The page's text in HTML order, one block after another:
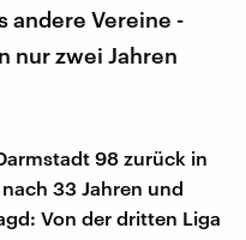
andere Vereine -
nur zwei Jahren
98 zurück in
33 Jahren und
Von der dritten Liga